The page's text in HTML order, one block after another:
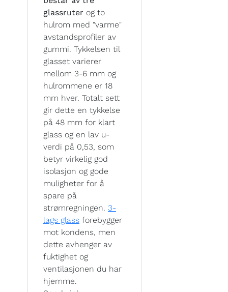
glassruter og to
hulrom med "varme"
avstandsprofiler av
gummi. Tykkelsen til
glasset varierer
mellom 3-6 mm og
hulrommene er 18
mm hver. Totalt sett
gir dette en tykkelse
på 48 mm for klart
glass og en lav u-
verdi på 0,53, som
betyr virkelig god
isolasjon og gode
muligheter for å
spare på
strømregningen. 3-
lags glass forebygger
mot kondens, men
dette avhenger av
fuktighet og
ventilasjonen du har
hjemme.